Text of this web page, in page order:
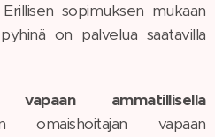
sopimuksen mukaan
on palvelua saatavilla
ammatillisella
vapaan